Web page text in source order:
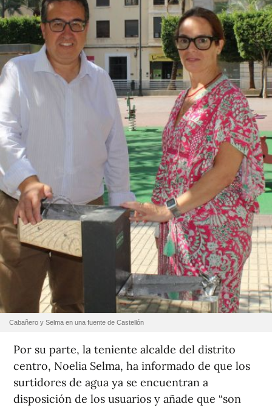
Cabañero y Selma en una fuente de Castellón
Por su parte, la teniente alcalde del distrito
centro, Noelia Selma, ha informado de que los
surtidores de agua ya se encuentran a
disposición de los usuarios y añade que “son